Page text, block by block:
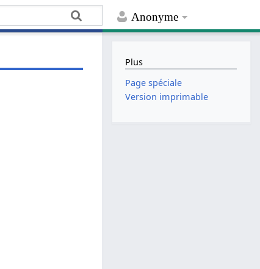
Anonyme
Plus
Page spéciale
Version imprimable